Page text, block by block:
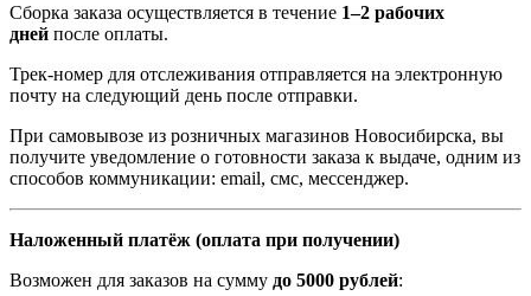
Сборка заказа осуществляется в течение 1–2 рабочих
дней после оплаты.
Трек-номер для отслеживания отправляется на электронную
почту на следующий день после отправки.
При самовывозе из розничных магазинов Новосибирска, вы
получите уведомление о готовности заказа к выдаче, одним из
способов коммуникации: email, смс, мессенджер.
Наложенный платёж (оплата при получении)
Возможен для заказов на сумму до 5000 рублей: